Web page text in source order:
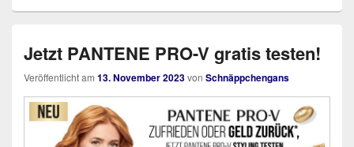
Jetzt PANTENE PRO-V gratis testen!
Veröffentlicht am 13. November 2023von Schnäppchengans